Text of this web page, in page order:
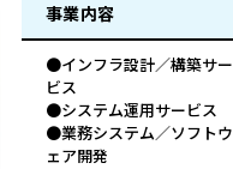
事業内容
●インフラ設計／構築サー
ビス
●システム運用サービス
●業務システム／ソフトウ
ェア開発